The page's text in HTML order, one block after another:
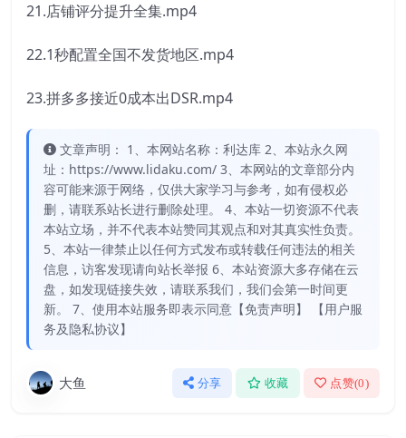
21.店铺评分提升全集.mp4
22.1秒配置全国不发货地区.mp4
23.拼多多接近0成本出DSR.mp4
文章声明： 1、本网站名称：利达库 2、本站永久网
址：https://www.lidaku.com/ 3、本网站的文章部分内
容可能来源于网络，仅供大家学习与参考，如有侵权必
删，请联系站长进行删除处理。 4、本站一切资源不代表
本站立场，并不代表本站赞同其观点和对其真实性负责。
5、本站一律禁止以任何方式发布或转载任何违法的相关
信息，访客发现请向站长举报 6、本站资源大多存储在云
盘，如发现链接失效，请联系我们，我们会第一时间更
新。 7、使用本站服务即表示同意【免责声明】 【用户服
务及隐私协议】
大鱼 分享 收藏 点赞(0)